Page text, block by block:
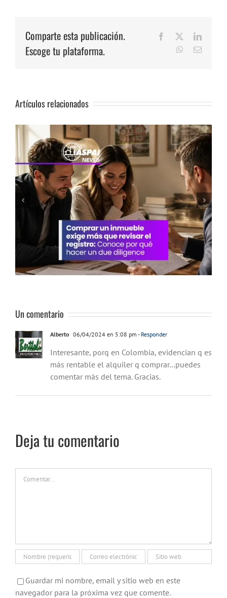
Comparte esta publicación.
Escoge tu plataforma.
Facebook
WhatsApp
Correo
Artículos relacionados
Vivienda: Cinco recomendaciones antes de
decidir comprar un inmueble en Lima
Un comentario
Alberto 06/04/2024 en 5:08 pm - Responder
Interesante, porq en Colombia, evidencian q es
más rentable el alquiler q comprar…puedes
comentar más del tema. Gracias.
Deja tu comentario
Guardar mi nombre, email y sitio web en este
navegador para la próxima vez que comente.